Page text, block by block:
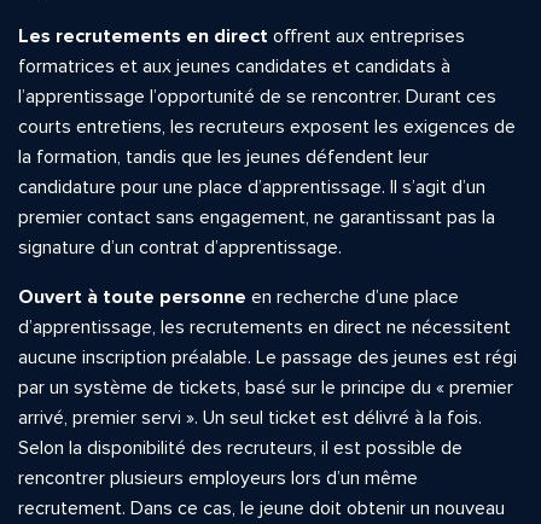
Les recrutements en direct offrent aux entreprises
formatrices et aux jeunes candidates et candidats à
l’apprentissage l’opportunité de se rencontrer. Durant ces
courts entretiens, les recruteurs exposent les exigences de
la formation, tandis que les jeunes défendent leur
candidature pour une place d’apprentissage. Il s’agit d’un
premier contact sans engagement, ne garantissant pas la
signature d’un contrat d’apprentissage.
Ouvert à toute personne en recherche d’une place
d’apprentissage, les recrutements en direct ne nécessitent
aucune inscription préalable. Le passage des jeunes est régi
par un système de tickets, basé sur le principe du « premier
arrivé, premier servi ». Un seul ticket est délivré à la fois.
Selon la disponibilité des recruteurs, il est possible de
rencontrer plusieurs employeurs lors d’un même
recrutement. Dans ce cas, le jeune doit obtenir un nouveau